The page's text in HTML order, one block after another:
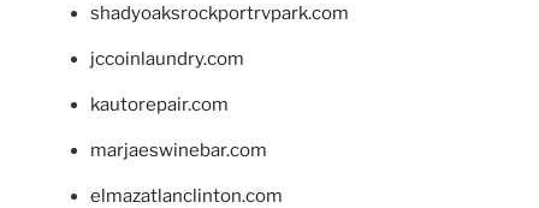
shadyoaksrockportrvpark.com
jccoinlaundry.com
kautorepair.com
marjaeswinebar.com
elmazatlanclinton.com